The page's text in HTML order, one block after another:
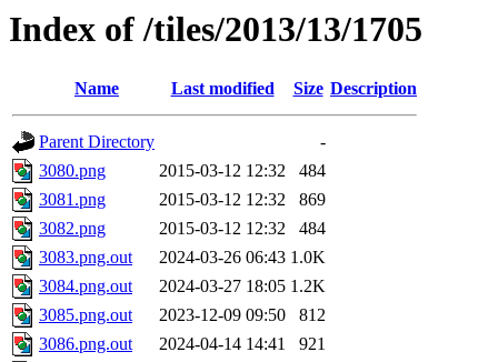
Index of /tiles/2013/13/1705
Name Last modified Size Description
Parent Directory
-
3080.png
2015-03-12 12:32
484
3081.png
2015-03-12 12:32
869
3082.png
2015-03-12 12:32
484
3083.png.out
2024-03-26 06:43 1.0K
3084.png.out
2024-03-27 18:05 1.2K
3085.png.out
2023-12-09 09:50
812
3086.png.out
2024-04-14 14:41
921